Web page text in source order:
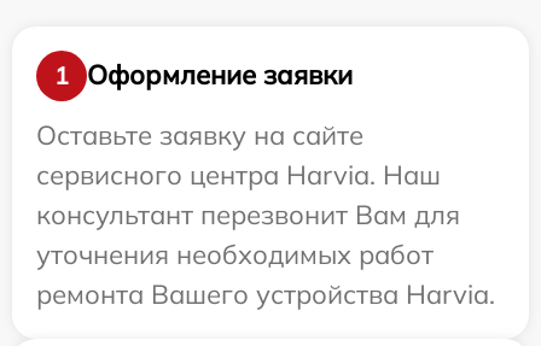
1
Оформление заявки
Оставьте заявку на сайте
сервисного центра Harvia. Наш
консультант перезвонит Вам для
уточнения необходимых работ
ремонта Вашего устройства Harvia.